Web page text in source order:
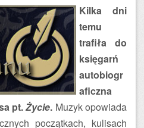
Kilka dni
temu
trafiła do
księgarń
autobiogr
aficzna
pt.Życie. Muzyk opowiada
początkach, kulisach